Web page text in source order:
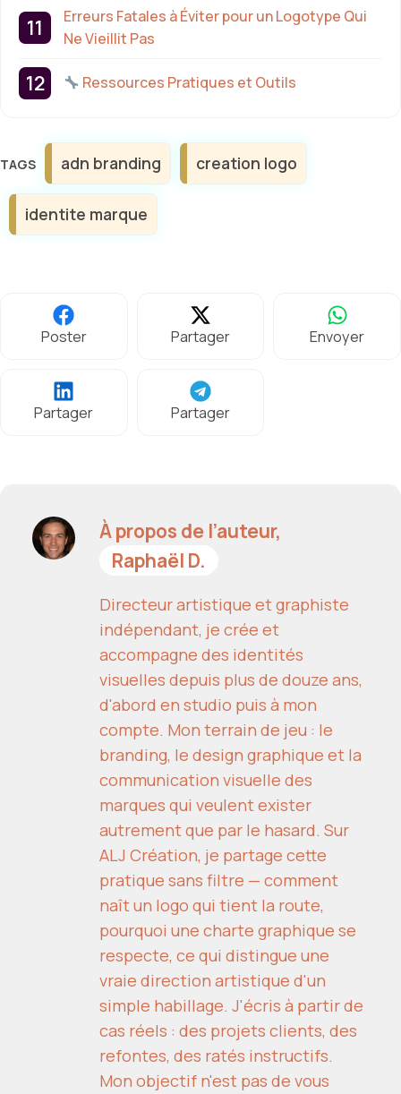
Erreurs Fatales à Éviter pour un Logotype Qui
Ne Vieillit Pas
Ressources Pratiques et Outils
Étiquettes
adn branding creation logo
identite marque
Poster Partager Envoyer
Partager Partager
À propos de l’auteur,
Raphaël D.
Directeur artistique et graphiste
indépendant, je crée et
accompagne des identités
visuelles depuis plus de douze ans,
d'abord en studio puis à mon
compte. Mon terrain de jeu : le
branding, le design graphique et la
communication visuelle des
marques qui veulent exister
autrement que par le hasard. Sur
ALJ Création, je partage cette
pratique sans filtre — comment
naît un logo qui tient la route,
pourquoi une charte graphique se
respecte, ce qui distingue une
vraie direction artistique d'un
simple habillage. J'écris à partir de
cas réels : des projets clients, des
refontes, des ratés instructifs.
Mon objectif n'est pas de vous